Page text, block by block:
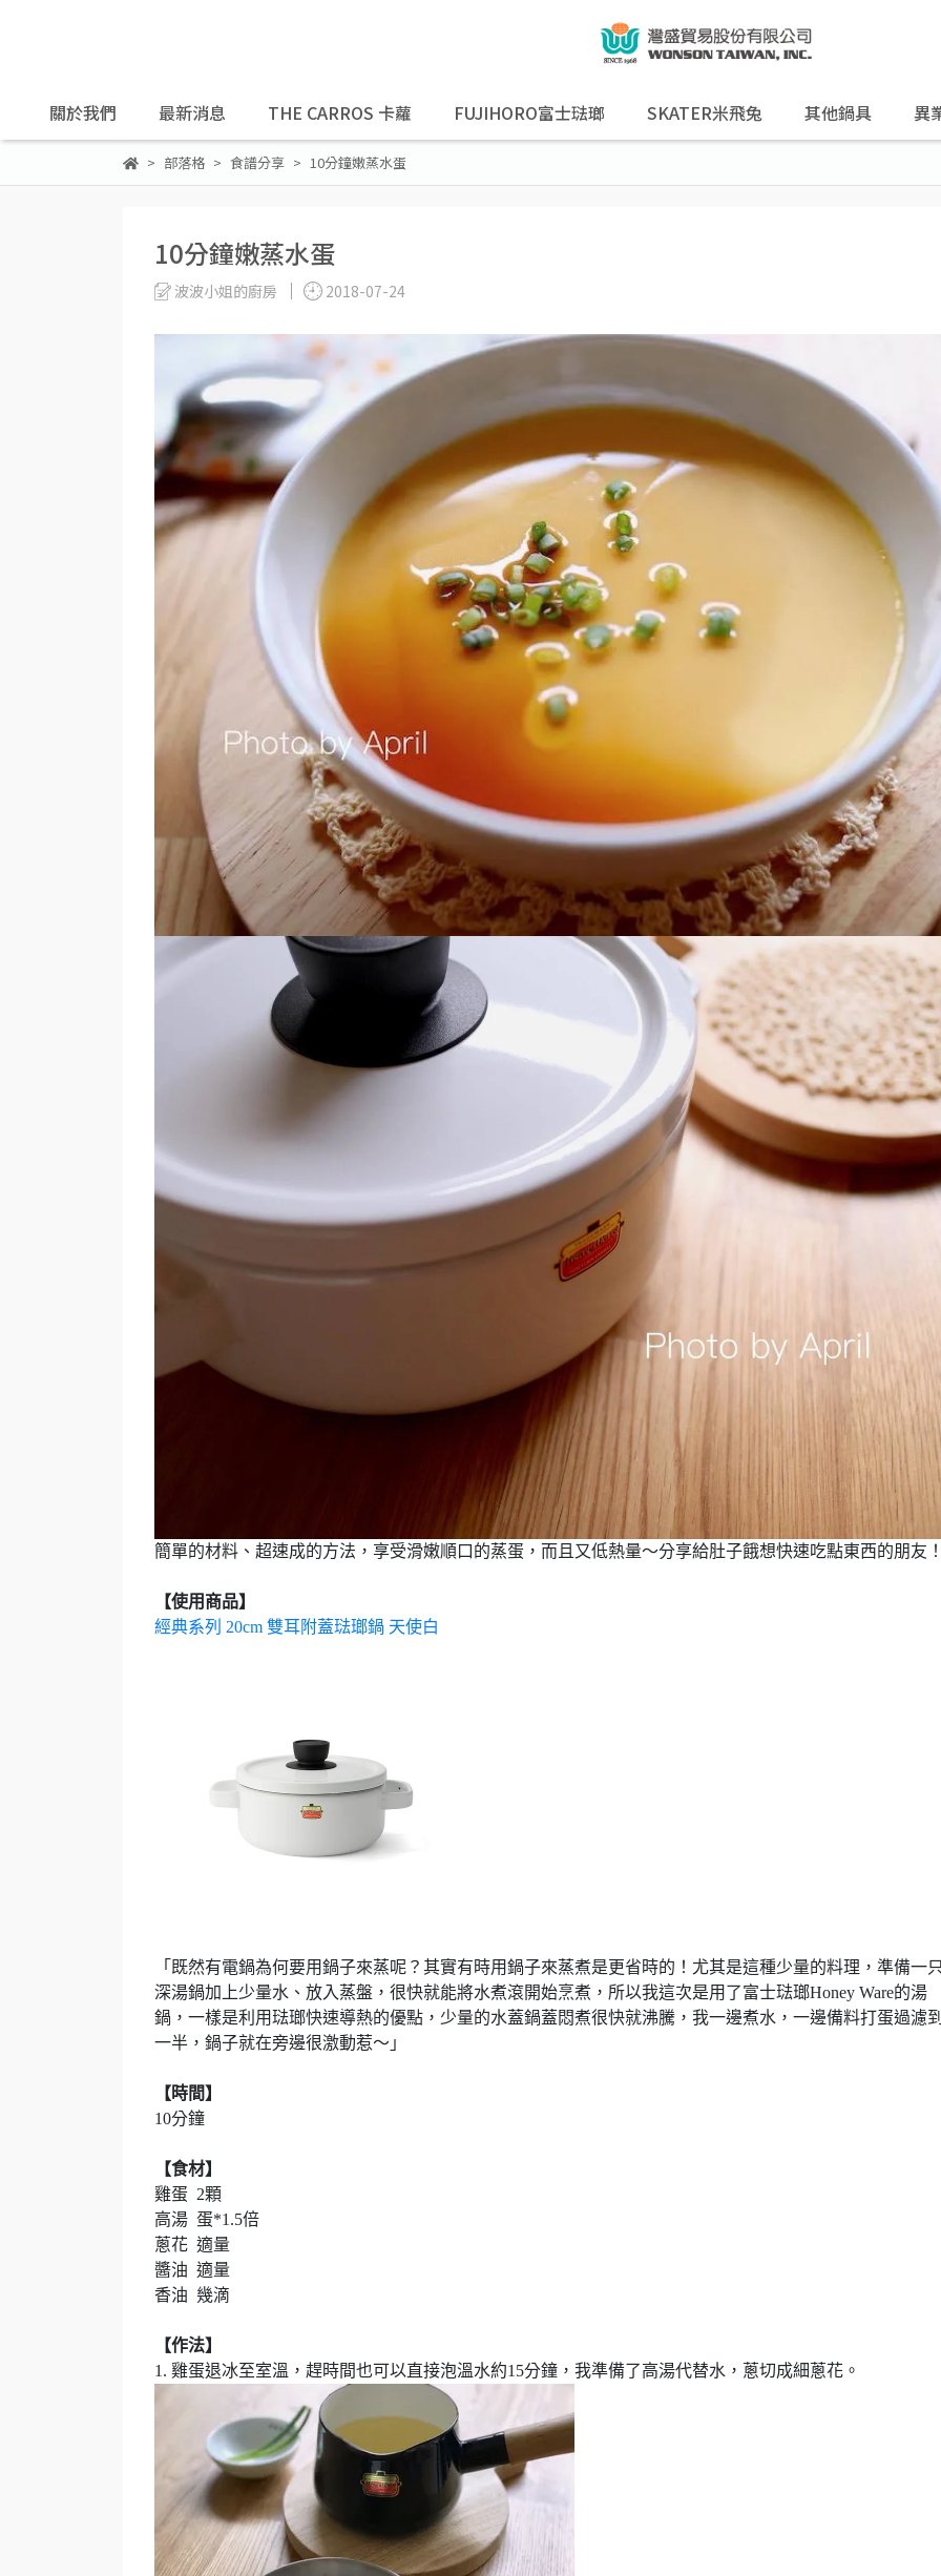
關於我們 最新消息 THE CARROS 卡蘿 FUJIHORO富士琺瑯 SKATER米飛兔 其他鍋具 異
部落格 食譜分享 10分鐘嫩蒸水蛋
10分鐘嫩蒸水蛋
波波小姐的廚房 2018-07-24
簡單的材料、超速成的方法，享受滑嫩順口的蒸蛋，而且又低熱量～分享給肚子餓想快速吃點東西的朋友
【使用商品】
經典系列 20cm 雙耳附蓋琺瑯鍋 天使白
「既然有電鍋為何要用鍋子來蒸呢？其實有時用鍋子來蒸煮是更省時的！尤其是這種少量的料理，準備一
深湯鍋加上少量水、放入蒸盤，很快就能將水煮滾開始烹煮，所以我這次是用了富士琺瑯Honey Ware的湯
鍋，一樣是利用琺瑯快速導熱的優點，少量的水蓋鍋蓋悶煮很快就沸騰，我一邊煮水，一邊備料打蛋過濾
一半，鍋子就在旁邊很激動惹～」
【時間】
10分鐘
【食材】
雞蛋 2顆
高湯 蛋*1.5倍
蔥花 適量
醬油 適量
香油 幾滴
【作法】
1. 雞蛋退冰至室溫，趕時間也可以直接泡溫水約15分鐘，我準備了高湯代替水，蔥切成細蔥花。